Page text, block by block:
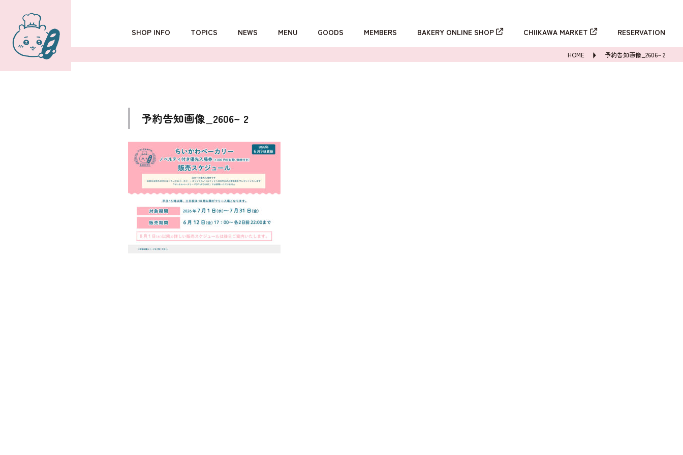
SHOP INFO
OSAKA
TOPICS NEWS MENU GOODS MEMBERS BAKERY ONLINE SHOP CHIIKAWA MARKET RESERVATION
HOME 予約告知画像_2606~ 2
予約告知画像_2606~ 2